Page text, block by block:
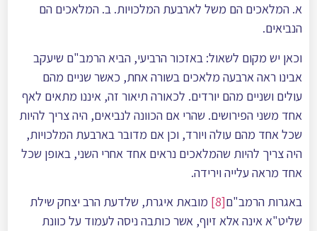
א. המלאכים הם משל לארבעת המלכויות. ב. המלאכים הם
הנביאים.
וכאן יש מקום לשאול: באזכור הרביעי, הביא הרמב"ם שיעקב
אבינו ראה ארבעה מלאכים בשורה אחת, כאשר שניים מהם
עולים ושניים מהם יורדים. לכאורה תיאור זה, איננו מתאים לאף
אחד משני הפירושים. שהרי אם הכוונה לנביאים, היה צריך להיות
שכל אחד מהם עולה ויורד, וכן אם מדובר בארבעת המלכויות,
היה צריך להיות שהמלאכים נראים אחד אחרי השני, באופן שכל
אחד מראה עלייה וירידה.
באגרות הרמב"ם[8]
מובאת איגרת, שלדעת הרב יצחק שילת
שליט"א אינה אלא זיוף, אשר כותבה ניסה לעמוד על כוונת